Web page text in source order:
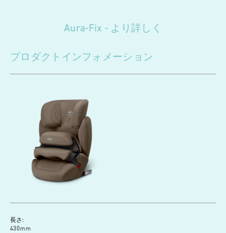
Aura-Fix - より詳しく
プロダクトインフォメーション
長さ:
430 mm